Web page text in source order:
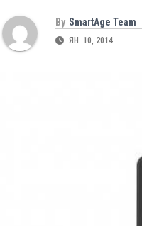
By SmartAge Team
ЯН. 10, 2014